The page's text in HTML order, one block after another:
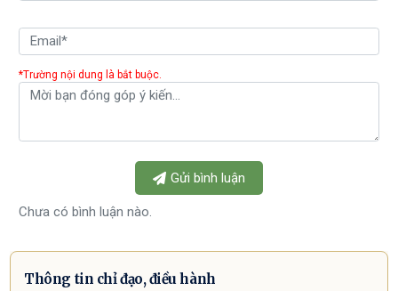
*Trường nội dung là bắt buộc.
Gửi bình luận
Chưa có bình luận nào.
Thông tin chỉ đạo, điều hành